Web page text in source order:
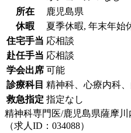
所在
鹿児島県
休暇
夏季休暇, 年末年始
住宅手当 応相談
赴任手当 応相談
学会出席 可能
診療科目 精神科、心療内科
救急指定 指定なし
精神科専門医/鹿児島県薩摩川
（求人ID：034088）